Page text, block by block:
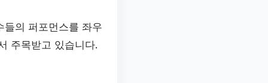
들의 퍼포먼스를 좌우
주목받고 있습니다.